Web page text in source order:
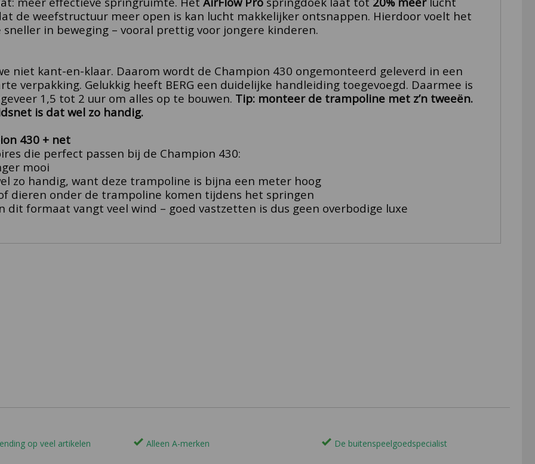
de weefstructuur meer open is kan lucht makkelijker ontsnappen. Hierdoor voelt het
in beweging – vooral prettig voor jongere kinderen.
niet kant-en-klaar. Daarom wordt de Champion 430 ongemonteerd geleverd in een
verpakking. Gelukkig heeft BERG een duidelijke handleiding toegevoegd. Daarmee is
1,5 tot 2 uur om alles op te bouwen. Tip: monteer de trampoline met z’n tweeën.
is dat wel zo handig.
430 + net
die perfect passen bij de Champion 430:
mooi
zo handig, want deze trampoline is bijna een meter hoog
dieren onder de trampoline komen tijdens het springen
dit formaat vangt veel wind – goed vastzetten is dus geen overbodige luxe
op veel artikelen Alleen A-merken De buitenspeelgoedspecialist